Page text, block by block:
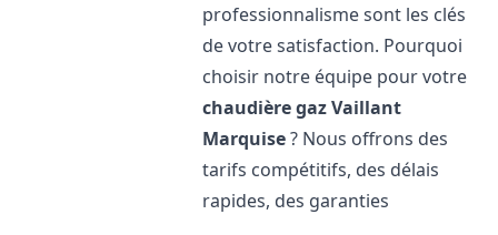
professionnalisme sont les clés
de votre satisfaction. Pourquoi
choisir notre équipe pour votre
chaudière gaz Vaillant
Marquise? Nous offrons des
tarifs compétitifs, des délais
rapides, des garanties